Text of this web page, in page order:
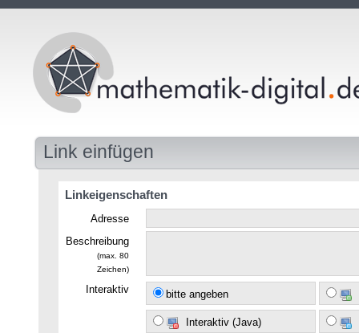
Link einfügen
Linkeigenschaften
Adresse
Beschreibung
(max. 80
Zeichen)
Interaktiv bitte angeben
Interaktiv (Java)